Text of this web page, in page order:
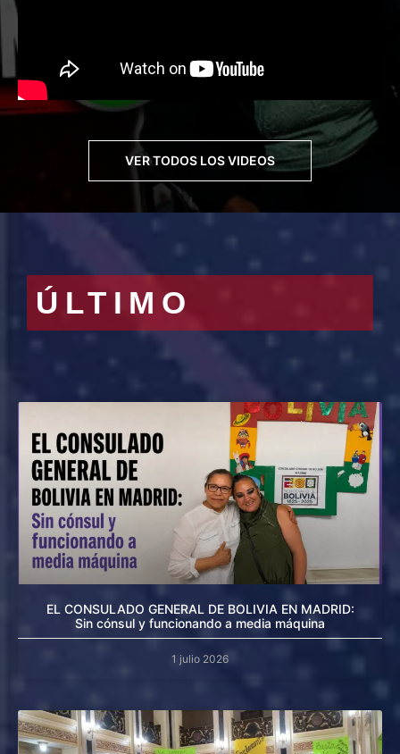
VER TODOS LOS VIDEOS
ÚLTIMO
EL CONSULADO GENERAL DE BOLIVIA EN MADRID:
Sin cónsul y funcionando a media máquina
1 julio 2026